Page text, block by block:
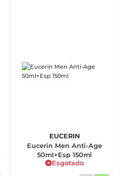
EUCERIN
Eucerin Men Anti-Age
50ml+Esp 150ml
Esgotado